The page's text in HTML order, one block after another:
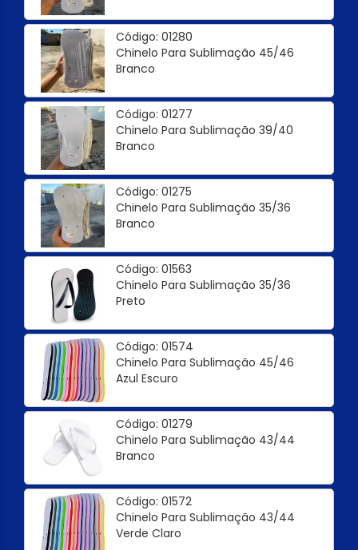
Código: 01280
Chinelo Para Sublimação 45/46
Branco
Código: 01277
Chinelo Para Sublimação 39/40
Branco
Código: 01275
Chinelo Para Sublimação 35/36
Branco
Código: 01563
Chinelo Para Sublimação 35/36
Preto
Código: 01574
Chinelo Para Sublimação 45/46
Azul Escuro
Código: 01279
Chinelo Para Sublimação 43/44
Branco
Código: 01572
Chinelo Para Sublimação 43/44
Verde Claro